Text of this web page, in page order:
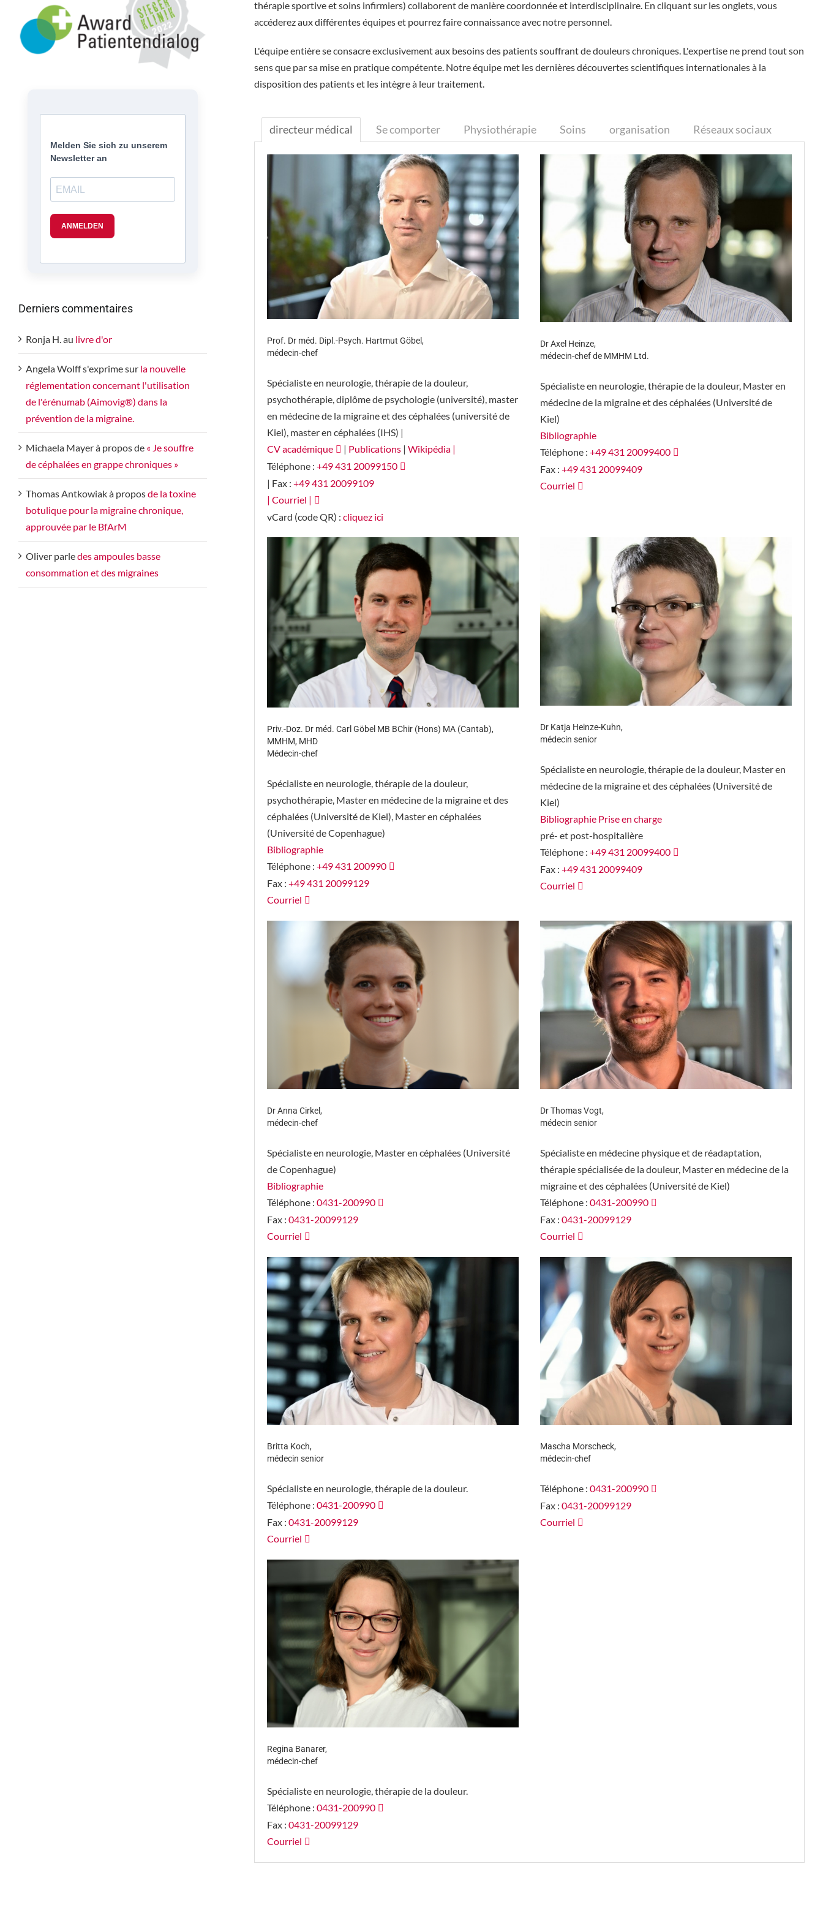
thérapie sportive et soins infirmiers) collaborent de manière coordonnée et interdisciplinaire. En cliquant sur les onglets, vous
accéderez aux différentes équipes et pourrez faire connaissance avec notre personnel.
L'équipe entière se consacre exclusivement aux besoins des patients souffrant de douleurs chroniques. L'expertise ne prend tout son
sens que par sa mise en pratique compétente. Notre équipe met les dernières découvertes scientifiques internationales à la
disposition des patients et les intègre à leur traitement.
directeur médical Se comporter Physiothérapie Soins organisation Réseaux sociaux
Prof. Dr méd. Dipl.-Psych. Hartmut Göbel,
médecin-chef
Spécialiste en neurologie, thérapie de la douleur,
psychothérapie, diplôme de psychologie (université), master
en médecine de la migraine et des céphalées (université de
Kiel), master en céphalées (IHS) |
CV académique
| Publications |Wikipédia |
Téléphone :+49 431 20099150
| Fax :+49 431 20099109
| Courriel |
vCard (code QR) :cliquez ici
Dr Axel Heinze,
médecin-chef de MMHM Ltd.
Spécialiste en neurologie, thérapie de la douleur, Master en
médecine de la migraine et des céphalées (Université de
Kiel)
Bibliographie
Téléphone : +49 431 20099400
Fax : +49 431 20099409
Courriel
Priv.-Doz. Dr méd. Carl Göbel MB BChir (Hons) MA (Cantab),
MMHM, MHD
Médecin-chef
Spécialiste en neurologie, thérapie de la douleur,
psychothérapie, Master en médecine de la migraine et des
céphalées (Université de Kiel), Master en céphalées
(Université de Copenhague)
Bibliographie
Téléphone :+49 431 200990
Fax :+49 431 20099129
Courriel
Dr Katja Heinze-Kuhn,
médecin senior
Spécialiste en neurologie, thérapie de la douleur, Master en
médecine de la migraine et des céphalées (Université de
Kiel)
Bibliographie Prise en charge
pré- et post-hospitalière
Téléphone : +49 431 20099400
Fax : +49 431 20099409
Courriel
Dr Anna Cirkel,
médecin-chef
Spécialiste en neurologie, Master en céphalées (Université
de Copenhague)
Bibliographie
Téléphone :0431-200990
Fax :0431-20099129
Courriel
Dr Thomas Vogt,
médecin senior
Spécialiste en médecine physique et de réadaptation,
thérapie spécialisée de la douleur, Master en médecine de la
migraine et des céphalées (Université de Kiel)
Téléphone : 0431-200990
Fax : 0431-20099129
Courriel
Britta Koch,
médecin senior
Spécialiste en neurologie, thérapie de la douleur.
Téléphone :0431-200990
Fax :0431-20099129
Courriel
Mascha Morscheck,
médecin-chef
Téléphone : 0431-200990
Fax : 0431-20099129
Courriel
Regina Banarer,
médecin-chef
Spécialiste en neurologie, thérapie de la douleur.
Téléphone :0431-200990
Fax :0431-20099129
Courriel
Derniers commentaires
Ronja H.au livre d'or
Angela Wolffs'exprime sur la nouvelle
réglementation concernant l'utilisation
de l'érénumab (Aimovig®) dans la
prévention de la migraine.
Michaela Mayerà propos de « Je souffre
de céphalées en grappe chroniques »
Thomas Antkowiakà proposde la toxine
botulique pour la migraine chronique,
approuvée par le BfArM
Oliver parledes ampoules basse
consommation et des migraines